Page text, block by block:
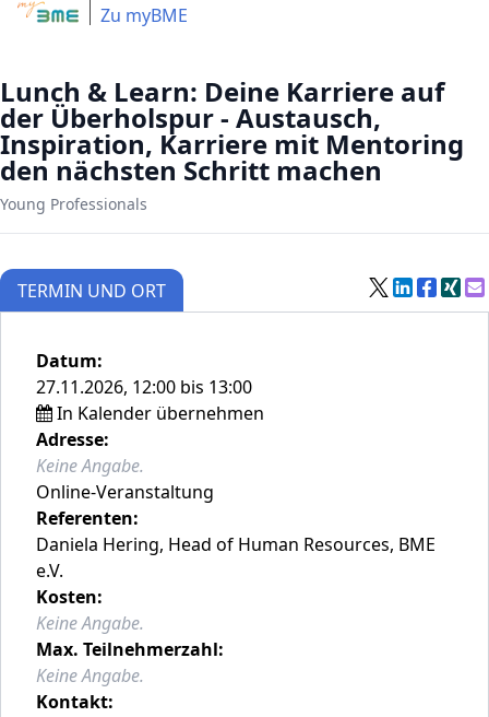
Zu myBME
Lunch & Learn: Deine Karriere auf
der Überholspur - Austausch,
Inspiration, Karriere mit Mentoring
den nächsten Schritt machen
Young Professionals
TERMIN UND ORT
Datum:
27.11.2026, 12:00 bis 13:00
In Kalender übernehmen
Adresse:
Keine Angabe.
Online-Veranstaltung
Referenten:
Daniela Hering, Head of Human Resources, BME
e.V.
Kosten:
Keine Angabe.
Max. Teilnehmerzahl:
Keine Angabe.
Kontakt: